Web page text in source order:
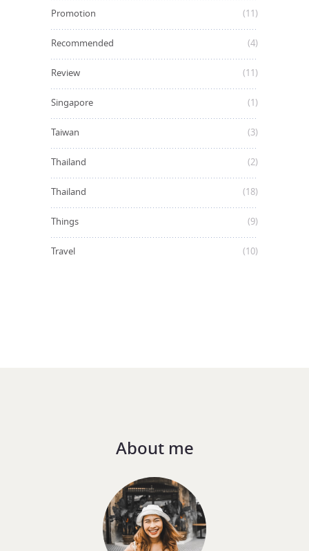
Promotion (11)
Recommended (4)
Review (11)
Singapore (1)
Taiwan (3)
Thailand (2)
Thailand (18)
Things (9)
Travel (10)
About me